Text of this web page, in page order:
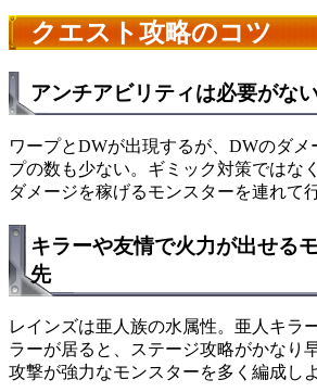
クエスト攻略のコツ
アンチアビリティは必要がな
ワープとDWが出現するが、DWのダメ
プの数も少ない。ギミック対策ではな
ダメージを稼げるモンスターを連れて
キラーや友情で火力が出せる
先
レインズは亜人族の水属性。亜人キラ
ラーが居ると、ステージ攻略がかなり
攻撃が強力なモンスターを多く編成しよ